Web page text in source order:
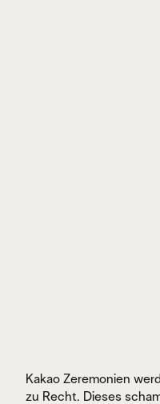
Kakao Zeremonien
zu Recht. Dieses